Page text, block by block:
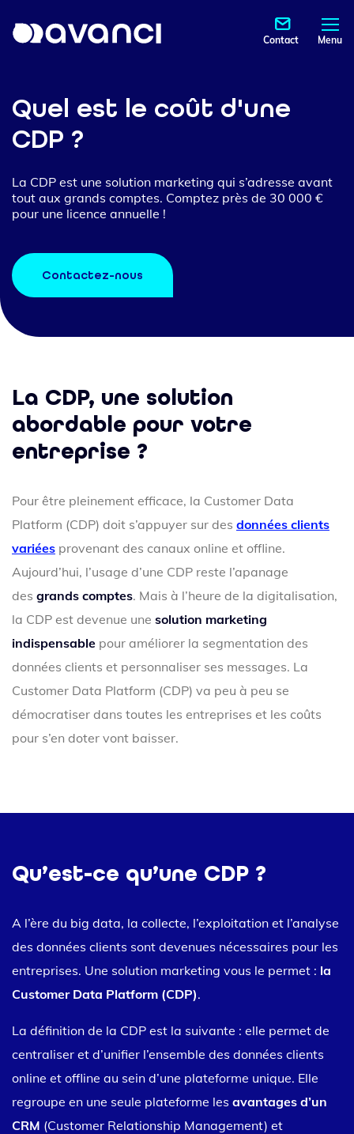
Contact Menu
Quel est le coût d'une
CDP ?
La CDP est une solution marketing qui s’adresse avant
tout aux grands comptes. Comptez près de 30 000 €
pour une licence annuelle !
Contactez-nous
La CDP, une solution
abordable pour votre
entreprise ?
Pour être pleinement efficace, la Customer Data
Platform (CDP) doit s’appuyer sur des données clients
variées provenant des canaux online et offline.
Aujourd’hui, l’usage d’une CDP reste l’apanage
des grands comptes. Mais à l’heure de la digitalisation,
la CDP est devenue une solution marketing
indispensable pour améliorer la segmentation des
données clients et personnaliser ses messages. La
Customer Data Platform (CDP) va peu à peu se
démocratiser dans toutes les entreprises et les coûts
pour s’en doter vont baisser.
Qu’est-ce qu’une CDP ?
A l’ère du big data, la collecte, l’exploitation et l’analyse
des données clients sont devenues nécessaires pour les
entreprises. Une solution marketing vous le permet : la
Customer Data Platform (CDP).
La définition de la CDP est la suivante : elle permet de
centraliser et d’unifier l’ensemble des données clients
online et offline au sein d’une plateforme unique. Elle
regroupe en une seule plateforme les avantages d’un
CRM (Customer Relationship Management) et